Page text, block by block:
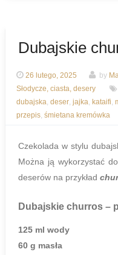
Dubajskie
26 lutego, 2025 by
Słodycze, ciasta, desery
dubajska, deser, jajka, kataifi,
przepis, śmietana kremówka
Czekolada w stylu
Można ją wykorzystać
deserów na przykład
Dubajskie churros –
125 ml wody
60 g masła